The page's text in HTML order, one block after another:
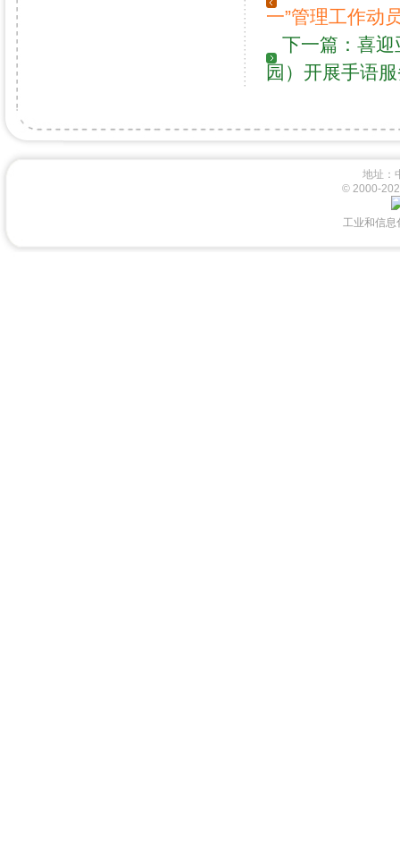
一”管理工作动
下一篇： 喜迎
园）开展手语
地址
© 2000-
工业和信息